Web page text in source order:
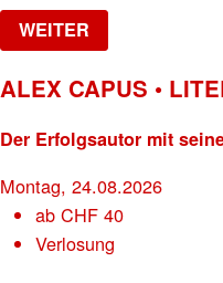
WEITER
ALEX CAPUS •
Der Erfolgsautor mit
Montag, 24.08.2026
abCHF 40
Verlosung